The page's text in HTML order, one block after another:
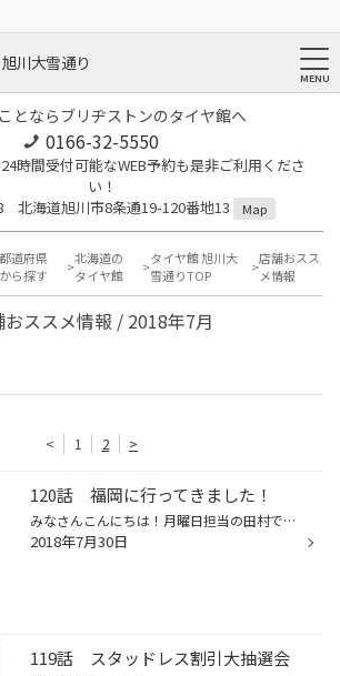
川大雪通り
とならブリヂストンのタイヤ館へ
0166-32-5550
時間受付可能なWEB予約も是非ご利用くださ
い！
北海道旭川市8条通19-120番地13
Map
都道府県
から探す
北海道の
タイヤ館
タイヤ館 旭川大
雪通りTOP
店舗おスス
メ情報
おススメ情報 / 2018年7月
< 1 2 >
120話 福岡に行ってきました！
みなさんこんにちは！月曜日担当の田村です！ 実は一昨日まで研修で福岡に行ってまいりました！ 久留米駅です！ ブリヂストン発祥の地ということでタイヤのオブジェがありました！ 北海道に帰ってきて涼しいかなと思っていたんですがあまりの暑さにビックリしました！ 研修で学んできたことを通して...
2018年7月30日
119話 スタッドレス割引大抽選会